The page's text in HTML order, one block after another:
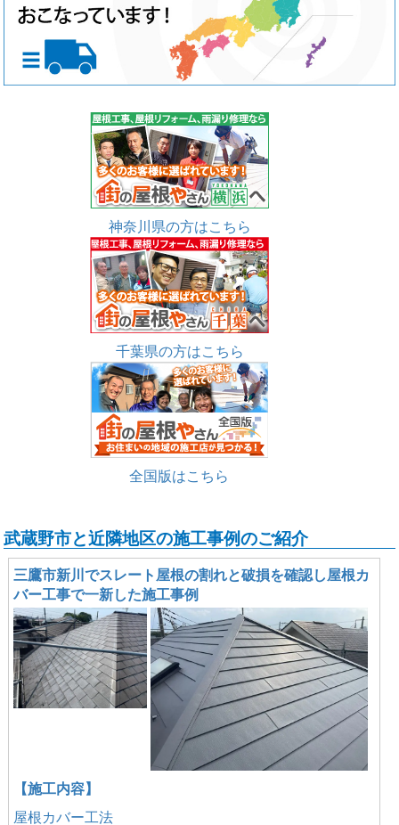
神奈川県の方はこちら
千葉県の方はこちら
全国版はこちら
武蔵野市と近隣地区の施工事例のご紹介
三鷹市新川でスレート屋根の割れと破損を確認し屋根カ
バー工事で一新した施工事例
【施工内容】
屋根カバー工法